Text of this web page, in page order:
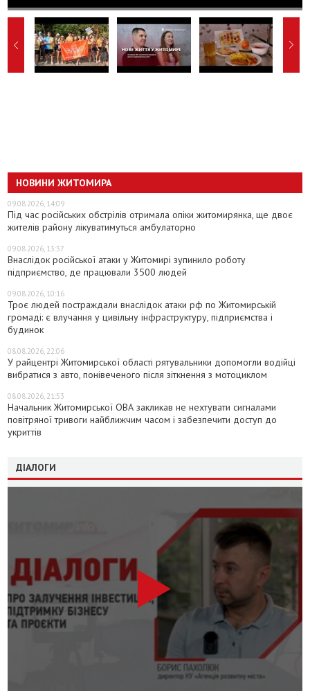
НОВИНИ ЖИТОМИРА
09.08.2026, 14:09
Під час російських обстрілів отримала опіки житомирянка, ще двоє
жителів району лікуватимуться амбулаторно
09.08.2026, 13:37
Внаслідок російської атаки у Житомирі зупинило роботу
підприємство, де працювали 3500 людей
09.08.2026, 10:16
Троє людей постраждали внаслідок атаки рф по Житомирській
громаді: є влучання у цивільну інфраструктуру, підприємства і
будинок
08.08.2026, 22:06
У райцентрі Житомирської області рятувальники допомогли водійці
вибратися з авто, понівеченого після зіткнення з мотоциклом
08.08.2026, 21:53
Начальник Житомирської ОВА закликав не нехтувати сигналами
повітряної тривоги найближчим часом і забезпечити доступ до
укриттів
ДІАЛОГИ